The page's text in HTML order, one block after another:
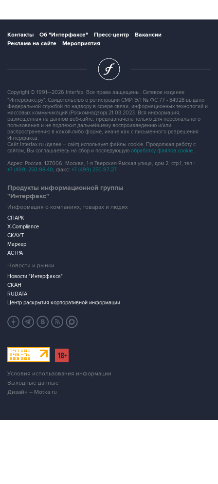
Контакты Об "Интерфаксе" Пресс-центр
Вакансии
Реклама на сайте
Мероприятия
Copyright © 1991—2026 Interfax. Все права защищены. Сетевое издание
"Интерфакс.ру". Свидетельство о регистрации СМИ ЭЛ № ФС 77 - 84928 выдано
Федеральной службой по надзору в сфере связи, информационных технологий и
массовых коммуникаций (Роскомнадзор) 21.03.2023. Вся информация,
размещенная на данном веб-сайте, предназначена только для персонального
пользования и не подлежит дальнейшему воспроизведению и/или
распространению в какой-либо форме, иначе как с письменного разрешения
Интерфакса.
Сайт Interfax.ru (далее – сайт) использует файлы cookie. Продолжая работу с
сайтом, Вы соглашаетесь на сбор и последующую обработку файлов cookie.
Адрес: Россия, 127006, Москва, 1-я Тверская-Ямская улица, дом 2, стр.1, тел.:
+7 (499) 250-98-40, факс: +7 (499) 250-97-27
Продукты информационной группы
"Интерфакс"
Информация о компаниях, товарах и людях
СПАРК
X-Compliance
СКАУТ
Маркер
АСТРА
Новости и рынки
Новости "Интерфакса"
СКАН
RUDATA
Центр раскрытия корпоративной информации
Условия использования информации
Выходные данные
Дизайн – Motka.ru